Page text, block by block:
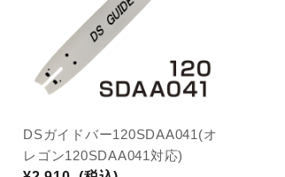
DSガイドバー120SDAA041(オ
レゴン120SDAA041対応)